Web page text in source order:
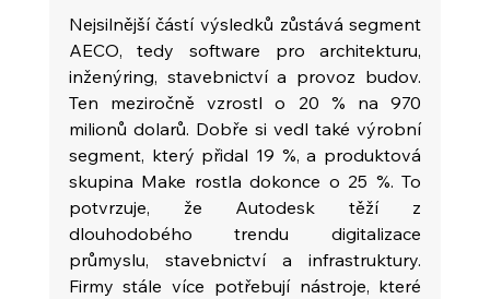
Nejsilnější částí výsledků zůstává segment
AECO, tedy software pro architekturu,
inženýring, stavebnictví a provoz budov.
Ten meziročně vzrostl o 20 % na 970
milionů dolarů. Dobře si vedl také výrobní
segment, který přidal 19 %, a produktová
skupina Make rostla dokonce o 25 %. To
potvrzuje, že Autodesk těží z
dlouhodobého trendu digitalizace
průmyslu, stavebnictví a infrastruktury.
Firmy stále více potřebují nástroje, které